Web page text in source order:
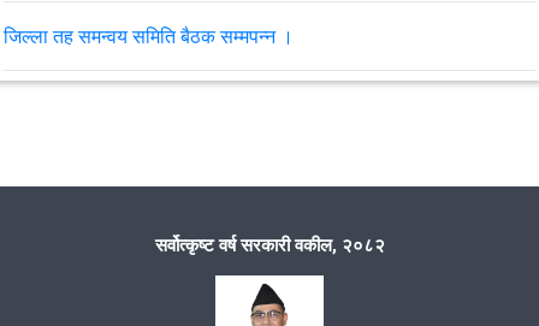
जिल्ला तह समन्वय समिति बैठक सम्मपन्न ।
२०८०।१०।०९ गते जिल्ला स्तरीय समन्वय समितिको बैठक सम्पन्न
सर्वोत्कृष्ट वर्ष सरकारी वकील, २०८२